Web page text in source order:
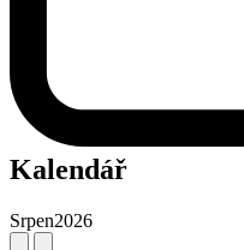
Kalendář
Srpen2026